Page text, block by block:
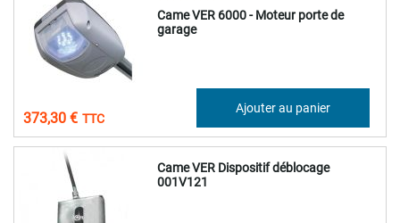
Came VER 6000 - Moteur porte de
garage
373,30 €
Ajouter au panier
Came VER Dispositif déblocage
001V121